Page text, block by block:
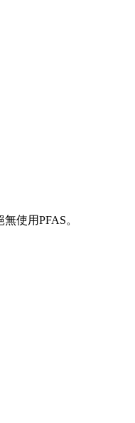
使用PFAS。